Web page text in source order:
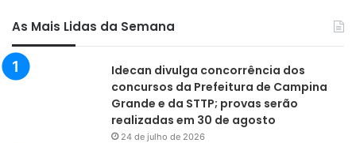
As Mais Lidas da Semana
Idecan divulga concorrência dos
concursos da Prefeitura de Campina
Grande e da STTP; provas serão
realizadas em 30 de agosto
24 de julho de 2026